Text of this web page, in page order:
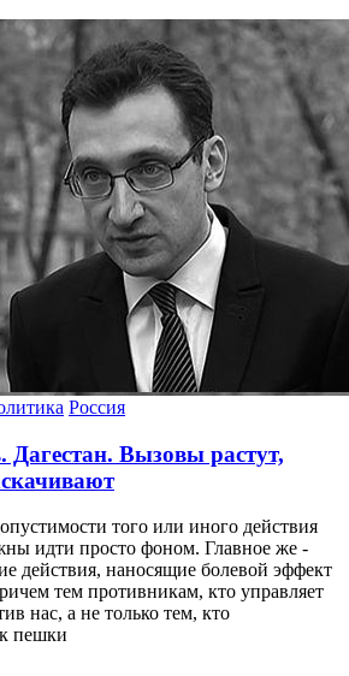
Россия
Дагестан. Вызовы растут,
того или иного действия
идти просто фоном. Главное же -
действия, наносящие болевой эффект
тем противникам, кто управляет
нас, а не только тем, кто
пешки